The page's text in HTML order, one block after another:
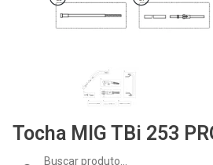
Tocha MIG TBi 253